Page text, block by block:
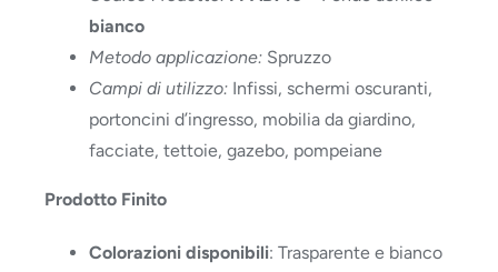
bianco
Metodo applicazione:Spruzzo
Campi di utilizzo:Infissi, schermi oscuranti,
portoncini d’ingresso, mobilia da giardino,
facciate, tettoie, gazebo, pompeiane
Prodotto Finito
Colorazioni disponibili: Trasparente e bianco